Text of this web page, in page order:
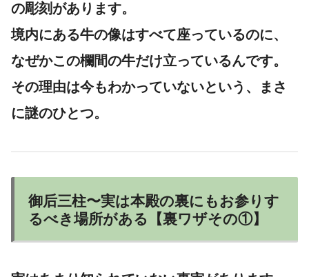
の彫刻があります。
境内にある牛の像はすべて座っているのに、
なぜかこの欄間の牛だけ立っているんです。
その理由は今もわかっていないという、まさ
に謎のひとつ。
御后三柱〜実は本殿の裏にもお参りす
るべき場所がある【裏ワザその①】